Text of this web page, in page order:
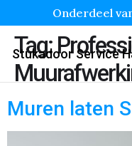
Onderdeel
Stukadoor Service
Tag:
Muren laten